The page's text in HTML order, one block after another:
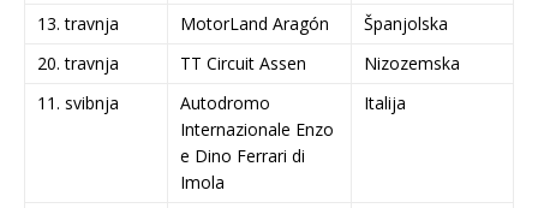
13. travnja MotorLand Aragón
Španjolska
20. travnja
TT Circuit Assen
Nizozemska
11. svibnja
Autodromo
Internazionale Enzo
e Dino Ferrari di
Imola
Italija